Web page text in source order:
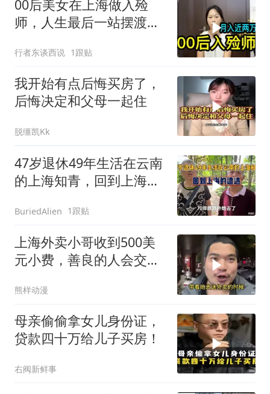
00后美女在上海做入殓
师，人生最后一站摆渡
行者东谈西说 1跟贴
我开始有点后悔买房了，
后悔决定和父母一起住
脱缰凯Kk
47岁退休49年生活在云南
的上海知青，回到上海的
BuriedAlien 1跟贴
上海外卖小哥收到500美
元小费，善良的人会交好
熊样动漫
母亲偷偷拿女儿身份证，
贷款四十万给儿子买房！
右阀新鲜事